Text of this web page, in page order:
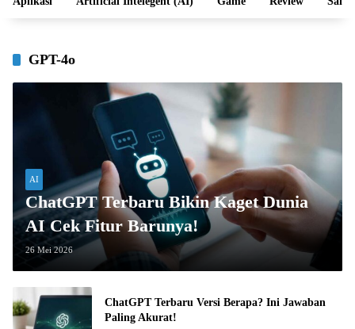
GPT-4o
AI
ChatGPT Terbaru Bikin Kaget Dunia
AI Cek Fitur Barunya!
26 Mei 2026
ChatGPT Terbaru Versi Berapa? Ini Jawaban
Paling Akurat!